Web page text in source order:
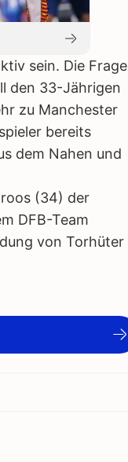
sein. Die Frage
den 33-Jährigen
zu Manchester
bereits
dem Nahen und
(34) der
DFB-Team
von Torhüter